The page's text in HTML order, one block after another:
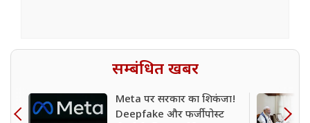
सम्बंधित खबर
Meta पर सरकार का शिकंजा!
Deepfake और फर्जी पोस्ट